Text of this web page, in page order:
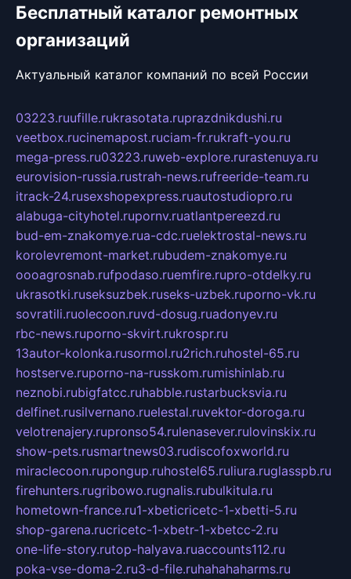
Бесплатный каталог ремонтных
организаций
Актуальный каталог компаний по всей России
03223.ruufille.rukrasotata.ruprazdnikdushi.ru
veetbox.rucinemapost.ruciam-fr.rukraft-you.ru
mega-press.ru03223.ruweb-explore.rurastenuya.ru
eurovision-russia.rustrah-news.rufreeride-team.ru
itrack-24.rusexshopexpress.ruautostudiopro.ru
alabuga-cityhotel.rupornv.ruatlantpereezd.ru
bud-em-znakomye.rua-cdc.ruelektrostal-news.ru
korolevremont-market.rubudem-znakomye.ru
oooagrosnab.rufpodaso.ruemfire.rupro-otdelky.ru
ukrasotki.ruseksuzbek.ruseks-uzbek.ruporno-vk.ru
sovratili.ruolecoon.ruvd-dosug.ruadonyev.ru
rbc-news.ruporno-skvirt.rukrospr.ru
13autor-kolonka.rusormol.ru2rich.ruhostel-65.ru
hostserve.ruporno-na-russkom.rumishinlab.ru
neznobi.rubigfatcc.ruhabble.rustarbucksvia.ru
delfinet.rusilvernano.ruelestal.ruvektor-doroga.ru
velotrenajery.rupronso54.rulenasever.rulovinskix.ru
show-pets.rusmartnews03.rudiscofoxworld.ru
miraclecoon.rupongup.ruhostel65.ruliura.ruglasspb.ru
firehunters.rugribowo.rugnalis.rubulkitula.ru
hometown-france.ru1-xbeticricetc-1-xbetti-5.ru
shop-garena.rucricetc-1-xbetr-1-xbetcc-2.ru
one-life-story.rutop-halyava.ruaccounts112.ru
poka-vse-doma-2.ru3-d-file.ruhahahaharms.ru